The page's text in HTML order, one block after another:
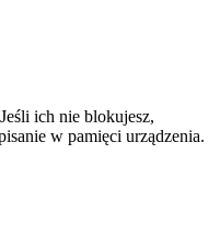
ich nie blokujesz,
w pamięci urządzenia.